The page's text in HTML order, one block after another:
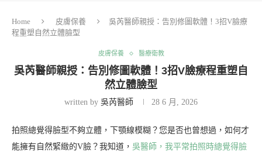
Home 皮膚保養
吳芮醫師親授：告別修圖軟體！3招V臉療
程重塑自然立體臉型
皮膚保養 醫療衛教
吳芮醫師親授：告別修圖軟體！3招V臉療程重塑自
然立體臉型
written by 吳芮醫師 28 6 月, 2026
拍照總覺得臉型不夠立體，下顎線模糊？您是否也曾想過，如何才
能擁有自然緊緻的V臉？我知道， 吳醫師，我平常拍照時總覺得臉